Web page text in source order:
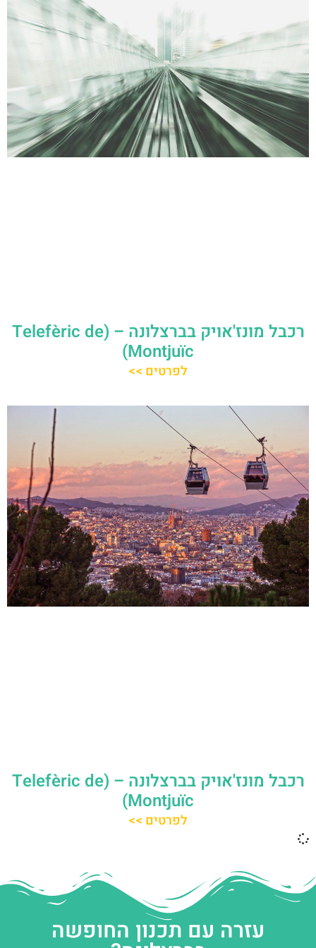
רכבל מונז'אויק בברצלונה – (Telefèric de
Montjuïc)
לפרטים >>
רכבל מונז'אויק בברצלונה – (Telefèric de
Montjuïc)
לפרטים >>
עזרה עם תכנון החופשה